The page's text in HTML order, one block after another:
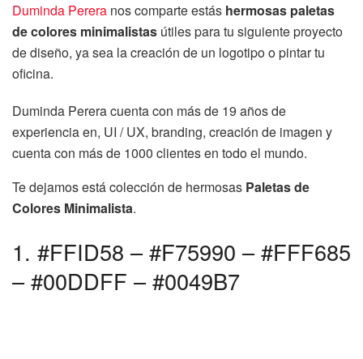
Duminda Perera nos comparte estás hermosas paletas
de colores minimalistas útiles para tu siguiente proyecto
de diseño, ya sea la creación de un logotipo o pintar tu
oficina.
Duminda Perera cuenta con más de 19 años de
experiencia en, UI / UX, branding, creación de imagen y
cuenta con más de 1000 clientes en todo el mundo.
Te dejamos está colección de hermosas Paletas de
Colores Minimalista.
1. #FFID58 – #F75990 – #FFF685
– #00DDFF – #0049B7